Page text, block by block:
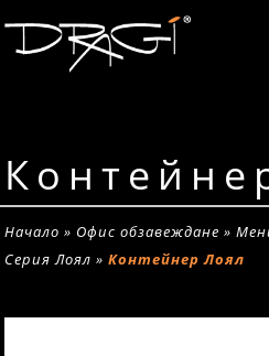
Начало » Офис обзавеждане »
Серия Лоял »Контейнер Лоял